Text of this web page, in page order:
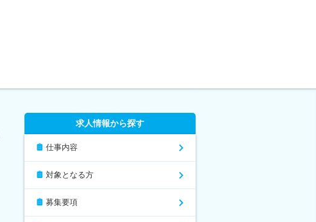
求人情報から探す
仕事内容
対象となる方
募集要項